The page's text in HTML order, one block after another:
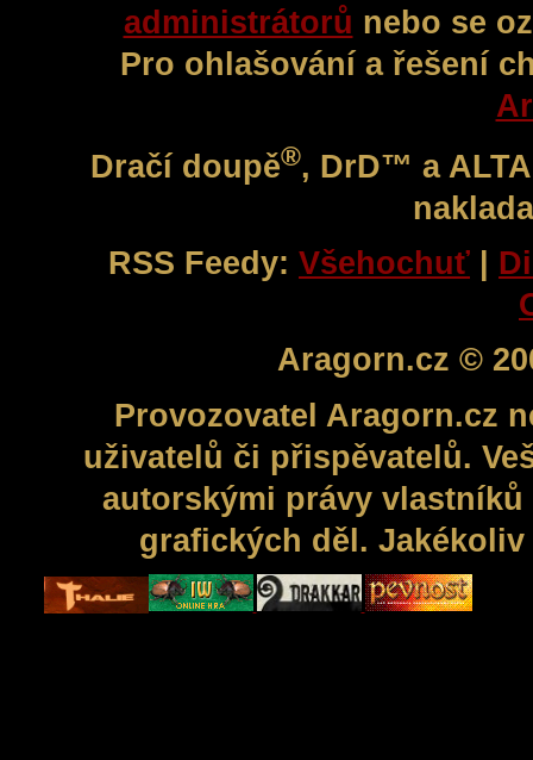
administrátorů nebo se
Pro ohlašování a řešení
Dračí doupě®, DrD™ a
RSS Feedy: Všehochuť |
Aragorn.cz ©
Provozovatel Aragorn.cz
uživatelů či přispěvatelů.
autorskými právy
grafických děl.